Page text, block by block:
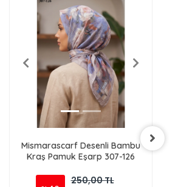
Mismarascarf Desenli Bambu
Kraş Pamuk Eşarp 307-126
250,00 TL